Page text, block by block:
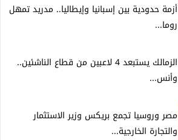
أزمة حدودية بين إسبانيا وإيطاليا.. مدريد تمهل
روما...
الزمالك يستبعد 4 لاعبين من قطاع الناشئين..
وأنس...
مصر وروسيا تجمع بريكس وزير الاستثمار
والتجارة الخارجية...